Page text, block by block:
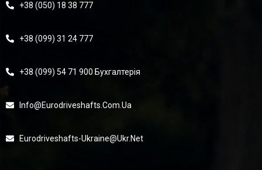
+38 (050) 18 38 777
+38 (099) 31 24 777
+38 (099) 54 71 900 Бухгалтерія
Info@eurodriveshafts.com.ua
Eurodriveshafts-Ukraine@ukr.net